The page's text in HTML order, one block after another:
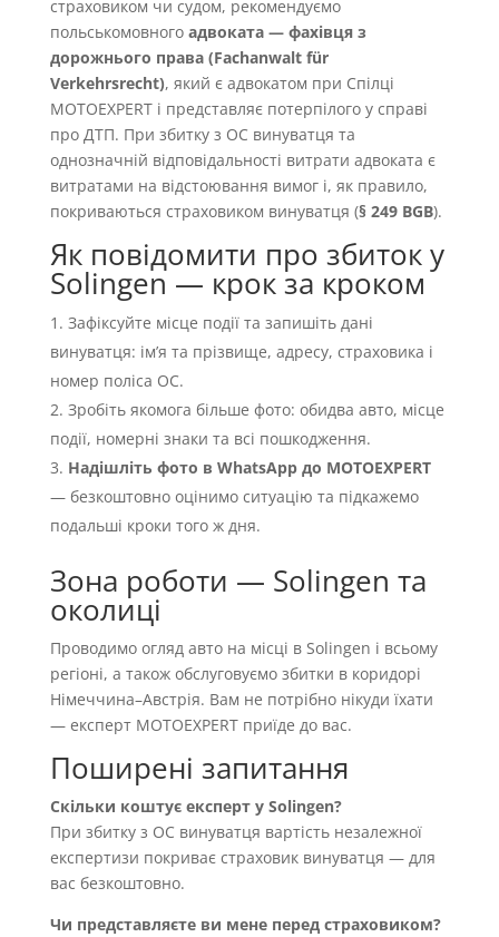
страховиком чи судом, рекомендуємо
польськомовного адвоката — фахівця з
дорожнього права (Fachanwalt für
Verkehrsrecht), який є адвокатом при Спілці
MOTOEXPERT і представляє потерпілого у справі
про ДТП. При збитку з OC винуватця та
однозначній відповідальності витрати адвоката є
витратами на відстоювання вимог і, як правило,
покриваються страховиком винуватця (§ 249 BGB).
Як повідомити про збиток у
Solingen — крок за кроком
Зафіксуйте місце події та запишіть дані
винуватця: імʼя та прізвище, адресу, страховика і
номер поліса OC.
Зробіть якомога більше фото: обидва авто, місце
події, номерні знаки та всі пошкодження.
Надішліть фото в WhatsApp до MOTOEXPERT
— безкоштовно оцінимо ситуацію та підкажемо
подальші кроки того ж дня.
Зона роботи — Solingen та
околиці
Проводимо огляд авто на місці в Solingen і всьому
регіоні, а також обслуговуємо збитки в коридорі
Німеччина–Австрія. Вам не потрібно нікуди їхати
— експерт MOTOEXPERT приїде до вас.
Поширені запитання
Скільки коштує експерт у Solingen?
При збитку з OC винуватця вартість незалежної
експертизи покриває страховик винуватця — для
вас безкоштовно.
Чи представляєте ви мене перед страховиком?